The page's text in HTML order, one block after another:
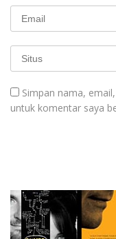
Simpan nama,
untuk komentar saya